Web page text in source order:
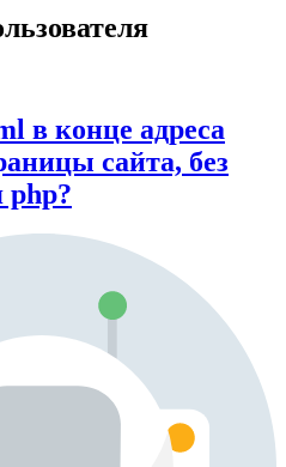
в конце адреса
сайта, без
php?